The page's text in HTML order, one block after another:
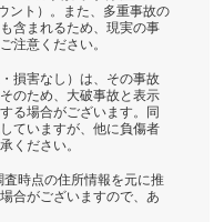
ント）。また、多重事故の
含まれるため、現実の事
注意ください。
損害なし）は、その事故
のため、大破事故と表示
る場合がございます。同
ていますが、他に負傷者
ください。
時点の住所情報を元に推
合がございますので、あ